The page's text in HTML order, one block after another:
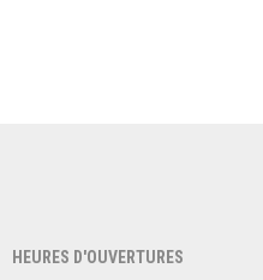
HEURES D'OUVERTURES